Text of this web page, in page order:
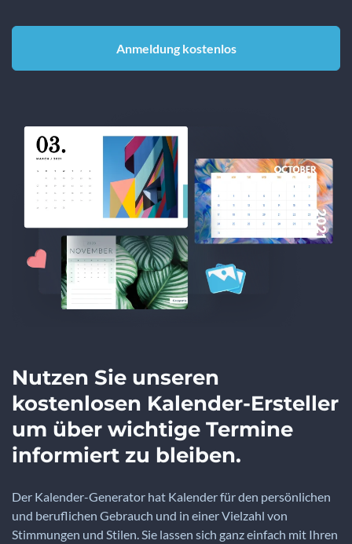
Anmeldung kostenlos
Nutzen Sie unseren
kostenlosen Kalender-Ersteller
um über wichtige Termine
informiert zu bleiben.
Der Kalender-Generator hat Kalender für den persönlichen
und beruflichen Gebrauch und in einer Vielzahl von
Stimmungen und Stilen. Sie lassen sich ganz einfach mit Ihren